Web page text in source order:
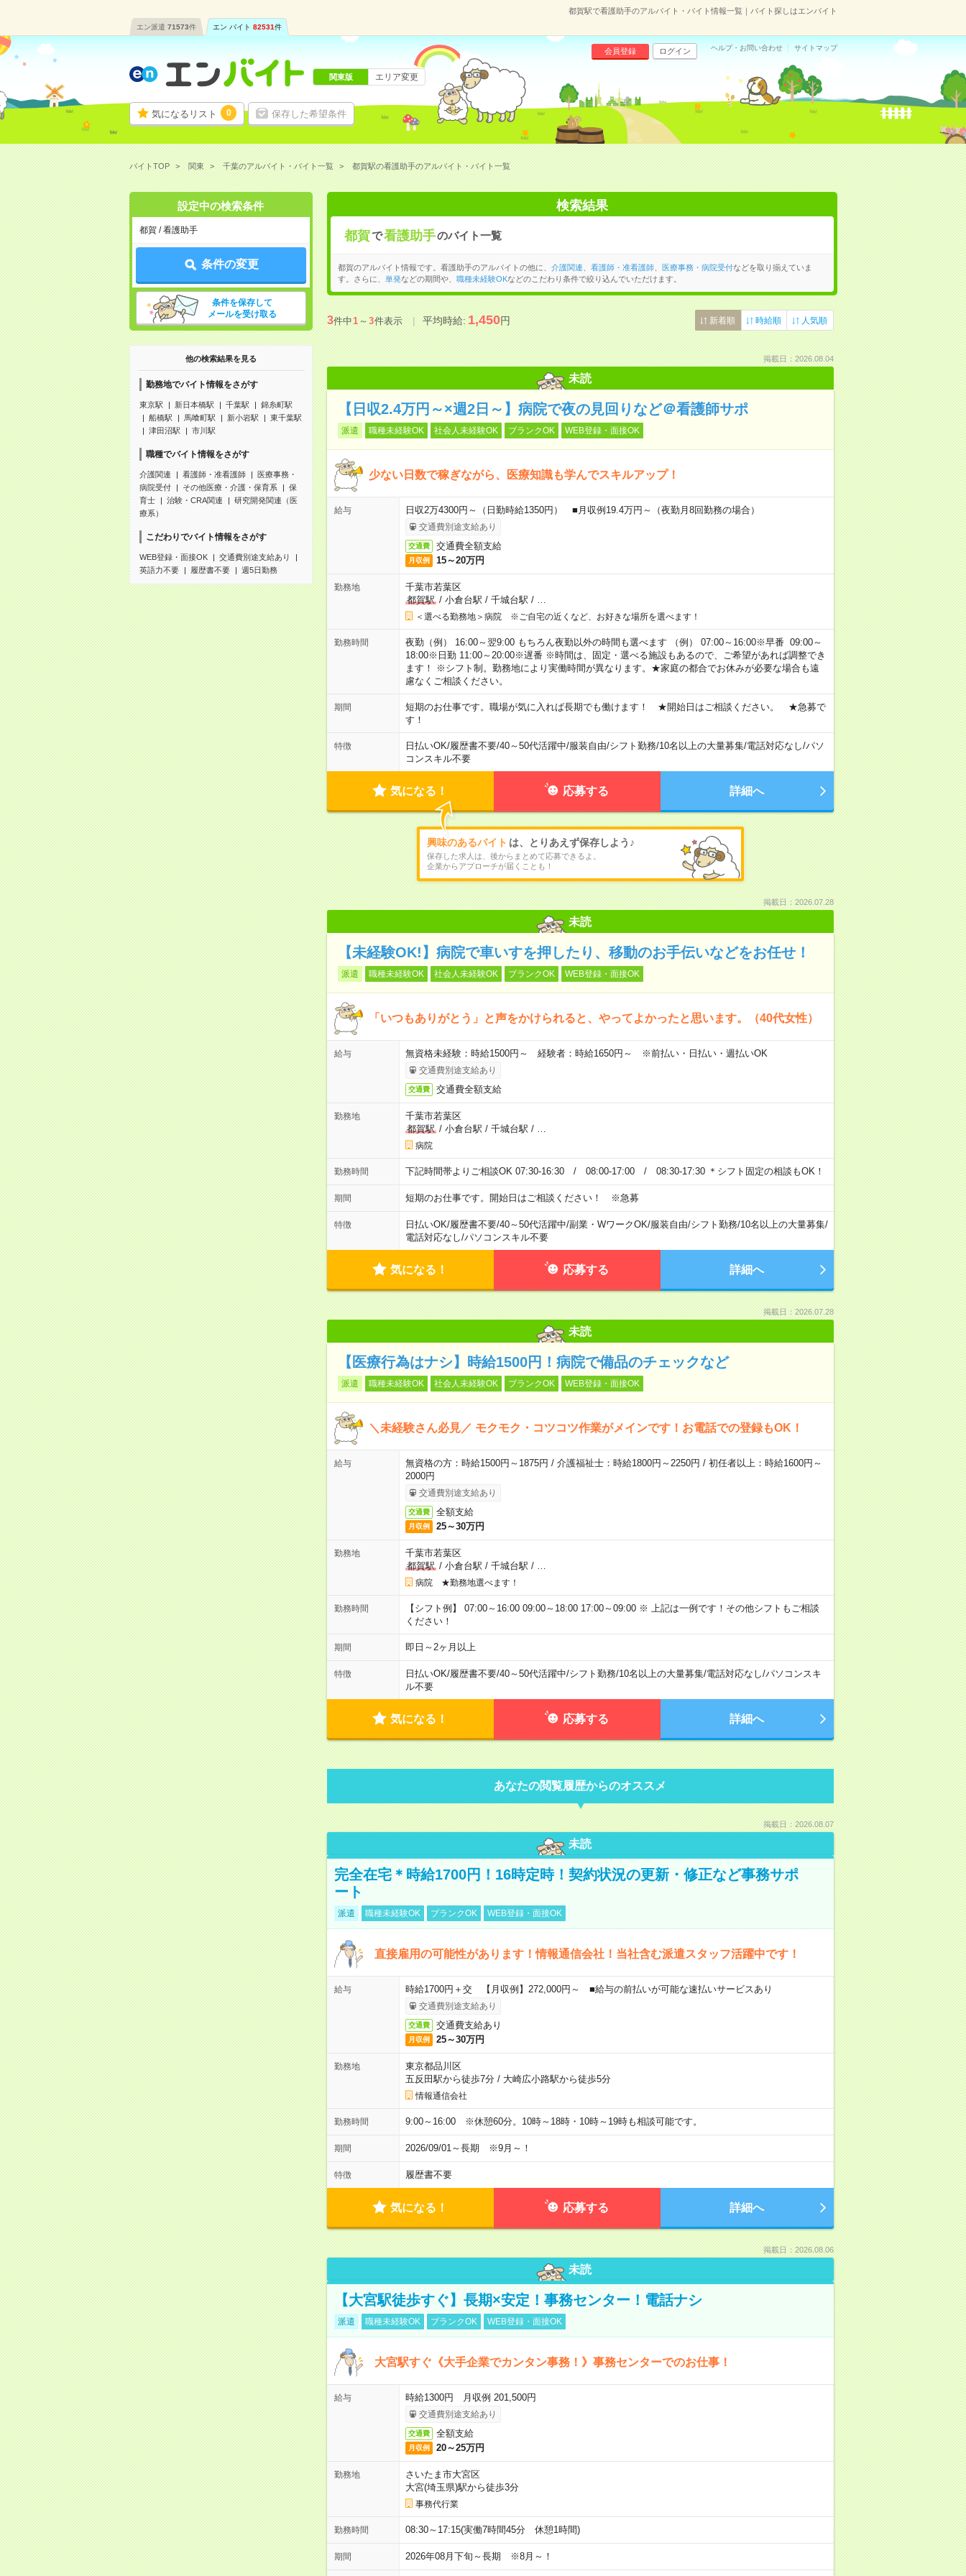
都賀駅で看護助手のアルバイト・バイト情報一覧｜バイト探しはエンバイト
エン派遣 71573件 エン バイト 82531件
気になるリスト 0 保存した希望条件
会員登録 ログイン ヘルプ・お問い合わせ サイトマップ
関東版 エリア変更
バイトTOP 関東 千葉のアルバイト・バイト一覧 都賀駅の看護助手のアルバイト・バイト一覧
設定中の検索条件
都賀 / 看護助手
条件の変更
条件を保存して
メールを受け取る
他の検索結果を見る
勤務地でバイト情報をさがす
東京駅 新日本橋駅 千葉駅
錦糸町駅
船橋駅
馬喰町駅 新小岩駅
東千葉駅
津田沼駅
市川駅
職種でバイト情報をさがす
介護関連 看護師・准看護師
医療事務・
病院受付
その他医療・介護・保育系
保
育士
治験・CRA関連
研究開発関連（医
療系）
こだわりでバイト情報をさがす
WEB登録・面接OK
交通費別途支給あり
英語力不要
履歴書不要 週5日勤務
検索結果
都賀で看護助手のバイト一覧
都賀のアルバイト情報です。看護助手のアルバイトの他に、 介護関連 看護師・准看護師、 医療事務・病院受付などを取り揃えていま
す。さらに、
単発などの期間や、 職種未経験OKなどのこだわり条件で絞り込んでいただけます。
3件中1～3件表示 平均時給:1,450円 新着順 時給順 人気順
掲載日：2026.08.04
未読
【日収2.4万円～×週2日～】病院で夜の見回りなど＠看護師サポ
派遣 職種未経験OK 社会人未経験OK ブランクOK WEB登録・面接OK
少ない日数で稼ぎながら、医療知識も学んでスキルアップ！
給与 日収2万4300円～（日勤時給1350円） ■月収例19.4万円～（夜勤月8回勤務の場合）
交通費別途支給あり
交通費 交通費全額支給
月収例 15～20万円
勤務地
千葉市若葉区
都賀駅/ 小倉台駅 / 千城台駅 /
＜選べる勤務地＞病院 ※ご自宅の近くなど、お好きな場所を選べます！
勤務時間
夜勤（例） 16:00～翌9:00 もちろん夜勤以外の時間も選べます （例） 07:00～16:00※早番 09:00～
18:00※日勤 11:00～20:00※遅番 ※時間は、固定・選べる施設もあるので、ご希望があれば調整でき
ます！ ※シフト制。勤務地により実働時間が異なります。★家庭の都合でお休みが必要な場合も遠
慮なくご相談ください。
期間
短期のお仕事です。職場が気に入れば長期でも働けます！ ★開始日はご相談ください。 ★急募で
す！
特徴 日払いOK/履歴書不要/40～50代活躍中/服装自由/シフト勤務/10名以上の大量募集/電話対応なし/パソ
コンスキル不要
気になる！ 応募する 詳細へ
興味のあるバイト は、とりあえず保存しよう♪
保存した求人は、後からまとめて応募できるよ。
企業からアプローチが届くことも！
掲載日：2026.07.28
未読
【未経験OK!】病院で車いすを押したり、移動のお手伝いなどをお任せ！
派遣 職種未経験OK 社会人未経験OK ブランクOK WEB登録・面接OK
「いつもありがとう」と声をかけられると、やってよかったと思います。（40代女性）
給与 無資格未経験：時給1500円～ 経験者：時給1650円～ ※前払い・日払い・週払いOK
交通費別途支給あり
交通費 交通費全額支給
勤務地
千葉市若葉区
都賀駅/ 小倉台駅 / 千城台駅 /
病院
勤務時間 下記時間帯よりご相談OK 07:30-16:30 / 08:00-17:00 / 08:30-17:30 ＊シフト固定の相談もOK！
期間 短期のお仕事です。開始日はご相談ください！ ※急募
特徴 日払いOK/履歴書不要/40～50代活躍中/副業・WワークOK/服装自由/シフト勤務/10名以上の大量募集/
電話対応なし/パソコンスキル不要
気になる！ 応募する 詳細へ
掲載日：2026.07.28
未読
【医療行為はナシ】時給1500円！病院で備品のチェックなど
派遣 職種未経験OK 社会人未経験OK ブランクOK WEB登録・面接OK
＼未経験さん必見／ モクモク・コツコツ作業がメインです！お電話での登録もOK！
給与
無資格の方：時給1500円～1875円 / 介護福祉士：時給1800円～2250円 / 初任者以上：時給1600円～
2000円
交通費別途支給あり
交通費 全額支給
月収例 25～30万円
勤務地
千葉市若葉区
都賀駅/ 小倉台駅 / 千城台駅 /
病院 ★勤務地選べます！
勤務時間
【シフト例】 07:00～16:00 09:00～18:00 17:00～09:00 ※ 上記は一例です！その他シフトもご相談
ください！
期間 即日～2ヶ月以上
特徴 日払いOK/履歴書不要/40～50代活躍中/シフト勤務/10名以上の大量募集/電話対応なし/パソコンスキ
ル不要
気になる！ 応募する 詳細へ
あなたの閲覧履歴からのオススメ
掲載日：2026.08.07
未読
完全在宅＊時給1700円！16時定時！契約状況の更新・修正など事務サポ
ート
派遣 職種未経験OK ブランクOK WEB登録・面接OK
直接雇用の可能性があります！情報通信会社！当社含む派遣スタッフ活躍中です！
給与 時給1700円＋交 【月収例】272,000円～ ■給与の前払いが可能な速払いサービスあり
交通費別途支給あり
交通費 交通費支給あり
月収例 25～30万円
勤務地
東京都品川区
五反田駅から徒歩7分/ 大崎広小路駅から徒歩5分
情報通信会社
勤務時間 9:00～16:00 ※休憩60分。10時～18時・10時～19時も相談可能です。
期間 2026/09/01～長期 ※9月～！
特徴 履歴書不要
気になる！ 応募する 詳細へ
掲載日：2026.08.06
未読
【大宮駅徒歩すぐ】長期×安定！事務センター！電話ナシ
派遣 職種未経験OK ブランクOK WEB登録・面接OK
大宮駅すぐ《大手企業でカンタン事務！》事務センターでのお仕事！
給与 時給1300円 月収例 201,500円
交通費別途支給あり
交通費 全額支給
月収例 20～25万円
勤務地
さいたま市大宮区
大宮(埼玉県)駅から徒歩3分
事務代行業
勤務時間 08:30～17:15(実働7時間45分 休憩1時間)
期間 2026年08月下旬～長期 ※8月～！